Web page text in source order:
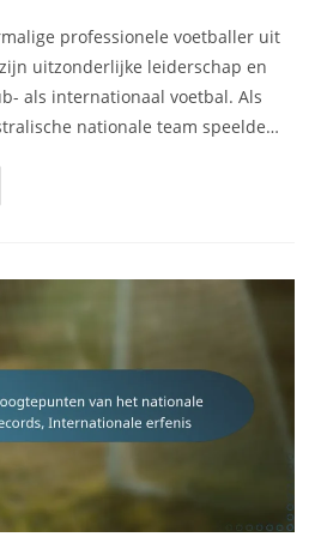
professionele voetballer uit
uitzonderlijke leiderschap en
als internationaal voetbal. Als
nationale team speelde…